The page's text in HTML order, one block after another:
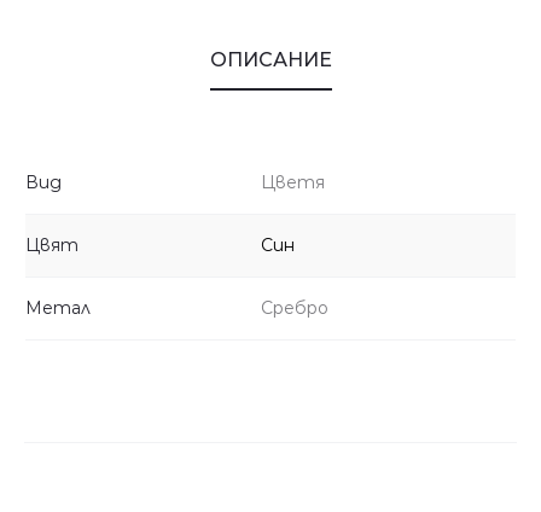
ОПИСАНИЕ
Вид Цветя
Цвят Син
Метал Сребро